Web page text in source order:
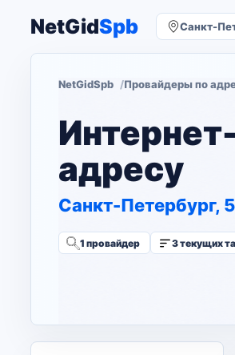
NetGidSpb Санкт-
NetGidSpb Провайдеры по
адресу
Санкт-Петербург,
1 провайдер 3 текущих